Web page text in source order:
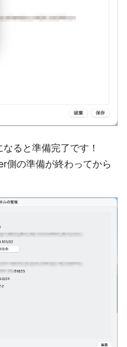
ると準備完了です！
側の準備が終わってから